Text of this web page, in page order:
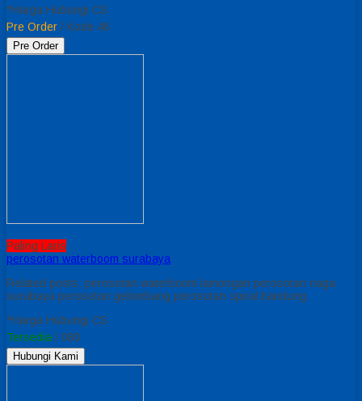
*Harga Hubungi CS
Pre Order / Kode 46
Pre Order
Paling Laris
perosotan waterboom surabaya
Related posts: perosotan waterboom lamongan perosotan naga
surabaya perosotan gelombang perosotan spiral bandung
*Harga Hubungi CS
Tersedia / 080
Hubungi Kami